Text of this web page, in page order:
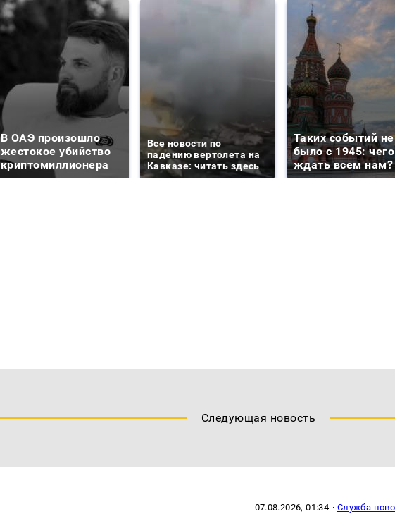
В ОАЭ произошло
жестокое убийство
криптомиллионера
Все новости по
падению вертолета на
Кавказе: читать здесь
Таких событий не
было с 1945: чего
ждать всем нам?
Следующая новость
07.08.2026, 01:34 · Служба